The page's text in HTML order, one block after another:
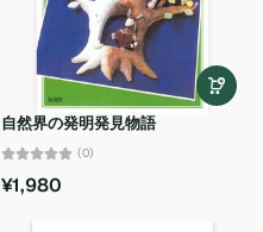
自然界の発明発見物語
(0)
¥1,980